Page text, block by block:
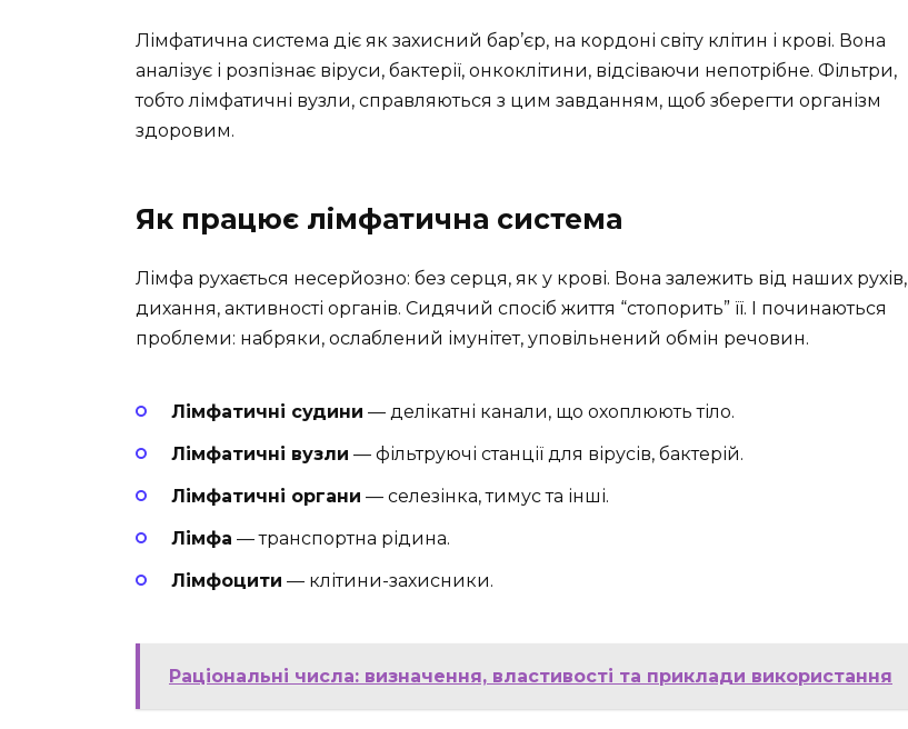
Лімфатична система діє як захисний бар’єр, на кордоні світу клітин і крові. Вона
аналізує і розпізнає віруси, бактерії, онкоклітини, відсіваючи непотрібне. Фільтри,
тобто лімфатичні вузли, справляються з цим завданням, щоб зберегти організм
здоровим.
Як працює лімфатична система
Лімфа рухається несерйозно: без серця, як у крові. Вона залежить від наших рухів,
дихання, активності органів. Сидячий спосіб життя “стопорить” її. І починаються
проблеми: набряки, ослаблений імунітет, уповільнений обмін речовин.
Лімфатичні судини — делікатні канали, що охоплюють тіло.
Лімфатичні вузли — фільтруючі станції для вірусів, бактерій.
Лімфатичні органи — селезінка, тимус та інші.
Лімфа — транспортна рідина.
Лімфоцити — клітини-захисники.
Раціональні числа: визначення, властивості та приклади використання